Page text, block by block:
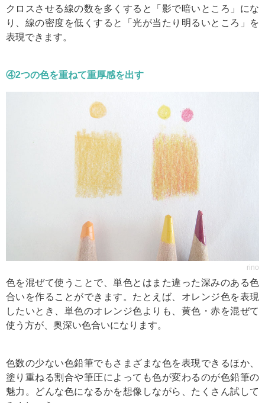
クロスさせる線の数を多くすると「影で暗いところ」にな
り、線の密度を低くすると「光が当たり明るいところ」を
表現できます。
④2つの色を重ねて重厚感を出す
rino
色を混ぜて使うことで、単色とはまた違った深みのある色
合いを作ることができます。たとえば、オレンジ色を表現
したいとき、単色のオレンジ色よりも、黄色・赤を混ぜて
使う方が、奥深い色合いになります。
色数の少ない色鉛筆でもさまざまな色を表現できるほか、
塗り重ねる割合や筆圧によっても色が変わるのが色鉛筆の
魅力。どんな色になるかを想像しながら、たくさん試して